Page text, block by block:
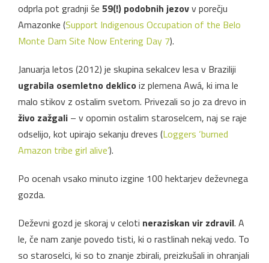
odprla pot gradnji še 59(!) podobnih jezovv porečju
Amazonke (Support Indigenous Occupation of the Belo
Monte Dam Site Now Entering Day 7).
Januarja letos (2012) je skupina sekalcev lesa v Braziliji
ugrabila osemletno deklico iz plemena Awá, ki ima le
malo stikov z ostalim svetom. Privezali so jo za drevo in
živo zažgali – v opomin ostalim staroselcem, naj se raje
odselijo, kot upirajo sekanju dreves (Loggers ‘burned
Amazon tribe girl alive’).
Po ocenah vsako minuto izgine 100 hektarjev deževnega
gozda.
Deževni gozd je skoraj v celoti neraziskan vir zdravil. A
le, če nam zanje povedo tisti, ki o rastlinah nekaj vedo. To
so staroselci, ki so to znanje zbirali, preizkušali in ohranjali